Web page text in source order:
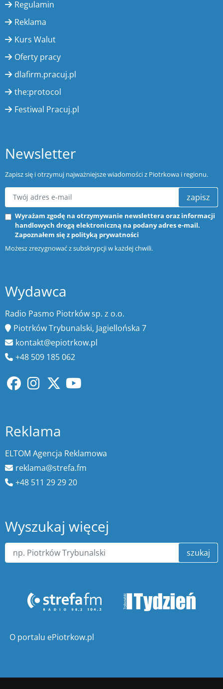
Regulamin
Reklama
Kurs Walut
Oferty pracy
dlafirm.pracuj.pl
the:protocol
Festiwal Pracuj.pl
Newsletter
Zapisz się i otrzymuj najważniejsze wiadomości z Piotrkowa i regionu.
zapisz
Wyrażam zgodę na otrzymywanie newslettera oraz informacji
handlowych drogą elektroniczną na podany adres e-mail.
Zapoznałem się z polityką prywatności
Możesz zrezygnować z subskrypcji w każdej chwili.
Wydawca
Radio Pasmo Piotrków sp. z o.o.
Piotrków Trybunalski, Jagiellońska 7
kontakt@epiotrkow.pl
+48 509 185 062
Reklama
ELTOM Agencja Reklamowa
reklama@strefa.fm
+48 511 29 29 20
Wyszukaj więcej
szukaj
O portalu ePiotrkow.pl